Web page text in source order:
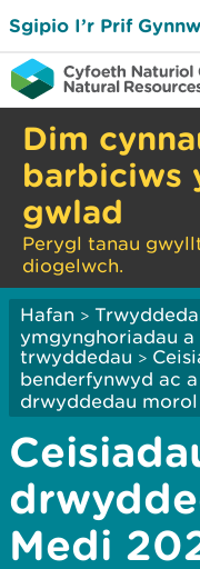
Sgipio I’r Prif
Dim
barbiciws
gwlad
Perygl tanau
diogelwch.
Hafan >
ymgynghoriadau
trwyddedau >
benderfynwyd ac
drwyddedau morol
Medi